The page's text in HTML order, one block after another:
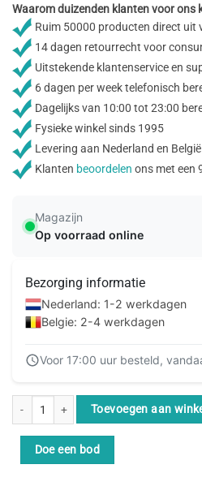
Waarom duizenden klanten voor ons
Ruim 50000 producten direct uit
14 dagen retourrecht voor
Uitstekende klantenservice en
6 dagen per week telefonisch
Dagelijks van 10:00 tot 23:00
Fysieke winkel sinds 1995
Levering aan Nederland en België
Klanten beoordelen ons met een
Magazijn
Op voorraad online
Bezorging informatie
Nederland: 1-2 werkdagen
Belgie: 2-4 werkdagen
Voor 17:00 uur besteld,
ACT Verloop adapter DVI-D female naar
Toevoegen aan
Doe een bod